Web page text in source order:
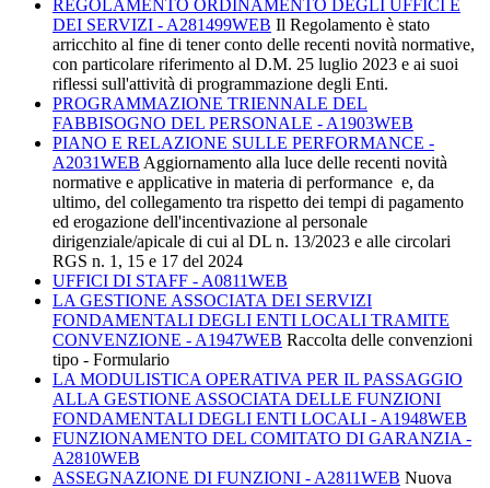
REGOLAMENTO ORDINAMENTO DEGLI UFFICI E
DEI SERVIZI - A281499WEB Il Regolamento è stato
arricchito al fine di tener conto delle recenti novità normative,
con particolare riferimento al D.M. 25 luglio 2023 e ai suoi
riflessi sull'attività di programmazione degli Enti.
PROGRAMMAZIONE TRIENNALE DEL
FABBISOGNO DEL PERSONALE - A1903WEB
PIANO E RELAZIONE SULLE PERFORMANCE -
A2031WEB Aggiornamento alla luce delle recenti novità
normative e applicative in materia di performance e, da
ultimo, del collegamento tra rispetto dei tempi di pagamento
ed erogazione dell'incentivazione al personale
dirigenziale/apicale di cui al DL n. 13/2023 e alle circolari
RGS n. 1, 15 e 17 del 2024
UFFICI DI STAFF - A0811WEB
LA GESTIONE ASSOCIATA DEI SERVIZI
FONDAMENTALI DEGLI ENTI LOCALI TRAMITE
CONVENZIONE - A1947WEB Raccolta delle convenzioni
tipo - Formulario
LA MODULISTICA OPERATIVA PER IL PASSAGGIO
ALLA GESTIONE ASSOCIATA DELLE FUNZIONI
FONDAMENTALI DEGLI ENTI LOCALI - A1948WEB
FUNZIONAMENTO DEL COMITATO DI GARANZIA -
A2810WEB
ASSEGNAZIONE DI FUNZIONI - A2811WEB Nuova